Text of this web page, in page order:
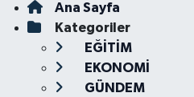
Ana Sayfa
Kategoriler
EĞİTİM
EKONOMİ
GÜNDEM